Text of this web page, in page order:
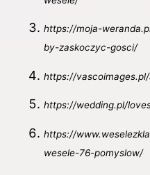
https://moja-
by-zaskoczyc-gosci/
https://
https://wedding.pl/
https://
wesele-76-pomyslow/